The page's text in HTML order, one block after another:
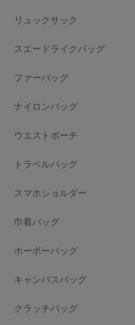
リュックサック
スエードライクバッグ
ファーバッグ
ナイロンバッグ
ウエストポーチ
トラベルバッグ
スマホショルダー
巾着バッグ
ホーボーバッグ
キャンバスバッグ
クラッチバッグ